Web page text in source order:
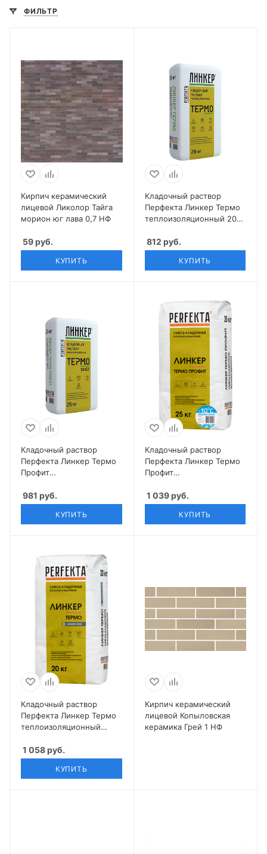
ФИЛЬТР
Кирпич керамический
лицевой Ликолор Тайга
морион юг лава 0,7 НФ
59руб.
КУПИТЬ
Кладочный раствор
Перфекта Линкер Термо
теплоизоляционный 20
812 руб.
КУПИТЬ
Кладочный раствор
Перфекта Линкер Термо
Профит
кг
981 руб.
КУПИТЬ
Кладочный раствор
Перфекта Линкер Термо
Профит
зимняя 25 кг
1 039руб.
КУПИТЬ
Кладочный раствор
Перфекта Линкер Термо
теплоизоляционный
1 058руб.
КУПИТЬ
Кирпич керамический
лицевой Копыловская
керамика Грей 1 НФ